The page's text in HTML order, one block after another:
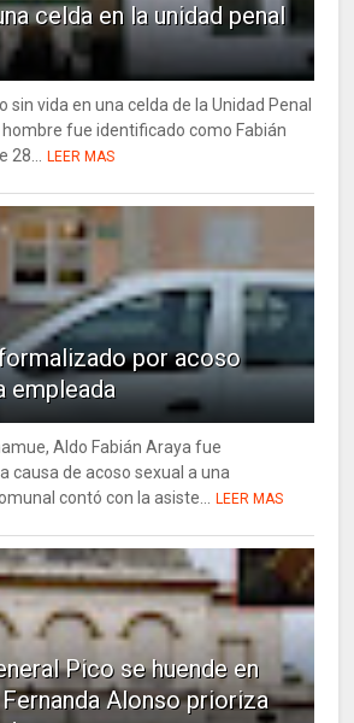
celda en la unidad penal
sin vida en una celda de la Unidad Penal
hombre fue identificado como Fabián
28... LEER MAS
por acoso
empleada
Aldo Fabián Araya fue
causa de acoso sexual a una
contó con la asiste... LEER MAS
Pico se huende en
Alonso prioriza